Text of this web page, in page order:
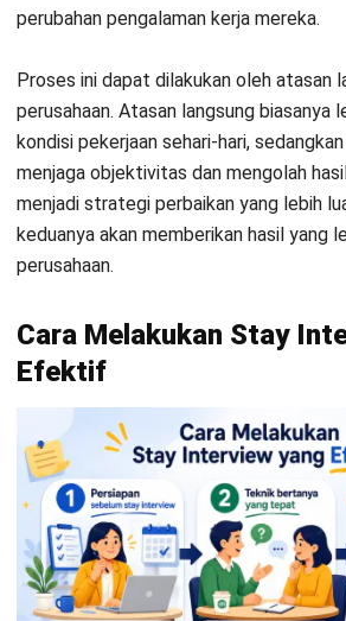
Agar memberikan dampak nyata bagi
interview tidak cukup hanya dilakukan
Dibutuhkan pendekatan yang
persiapan, cara bertanya, hingga tindak
yang diperoleh benar-benar bisa
perbaikan.
Langkah 1: Persiapan
Tahap awal ini sangat menentukan
akan terjadi. HR atau atasan perlu
mendukung keterbukaan.